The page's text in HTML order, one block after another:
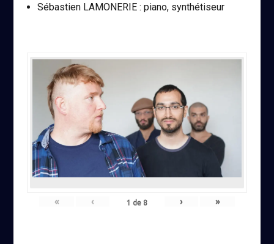
Sébastien LAMONERIE : piano, synthétiseur
« ‹ 1 de 8 › »